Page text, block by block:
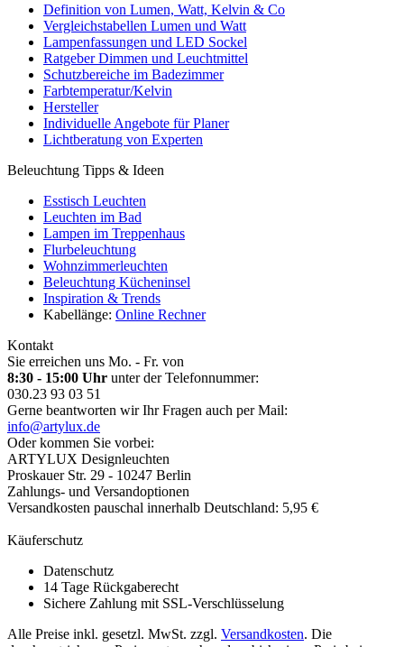
Definition von Lumen, Watt, Kelvin & Co
Vergleichstabellen Lumen und Watt
Lampenfassungen und LED Sockel
Ratgeber Dimmen und Leuchtmittel
Schutzbereiche im Badezimmer
Farbtemperatur/Kelvin
Hersteller
Individuelle Angebote für Planer
Lichtberatung von Experten
Beleuchtung Tipps & Ideen
Esstisch Leuchten
Leuchten im Bad
Lampen im Treppenhaus
Flurbeleuchtung
Wohnzimmerleuchten
Beleuchtung Kücheninsel
Inspiration & Trends
Kabellänge: Online Rechner
Kontakt
Sie erreichen uns Mo. - Fr. von
8:30 - 15:00 Uhr unter der Telefonnummer:
030.23 93 03 51
Gerne beantworten wir Ihr Fragen auch per Mail:
info@artylux.de
Oder kommen Sie vorbei:
ARTYLUX Designleuchten
Proskauer Str. 29 - 10247 Berlin
Zahlungs- und Versandoptionen
Versandkosten pauschal innerhalb Deutschland: 5,95 €
Käuferschutz
Datenschutz
14 Tage Rückgaberecht
Sichere Zahlung mit SSL-Verschlüsselung
Alle Preise inkl. gesetzl. MwSt. zzgl. Versandkosten. Die